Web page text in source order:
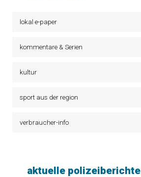
lokal e-paper
kommentare & Serien
kultur
sport aus der region
verbraucher-info
aktuelle polizeiberichte